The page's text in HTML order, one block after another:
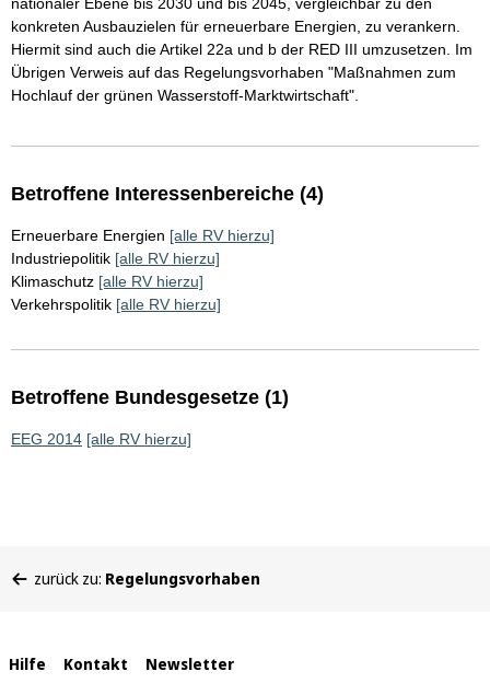
konkreten Ausbauzielen für erneuerbare Energien, zu verankern.
Hiermit sind auch die Artikel 22a und b der RED III umzusetzen. Im
Übrigen Verweis auf das Regelungsvorhaben "Maßnahmen zum
Hochlauf der grünen Wasserstoff-Marktwirtschaft".
Betroffene Interessenbereiche (4)
Erneuerbare Energien [alle RV hierzu]
Industriepolitik [alle RV hierzu]
Klimaschutz [alle RV hierzu]
Verkehrspolitik [alle RV hierzu]
Betroffene Bundesgesetze (1)
EEG 2014 [alle RV hierzu]
befinden
zurück zu: Regelungsvorhaben
Interne
Hilfe Kontakt Newsletter